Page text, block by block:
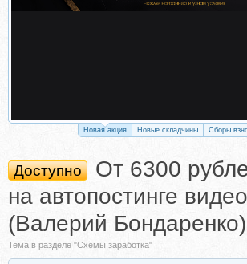
Новая акция Новые складчины Сборы
Доступно
От 6300
на автопостинге видео
(Валерий Бондаренко)
Тема в разделе "Схемы заработка"